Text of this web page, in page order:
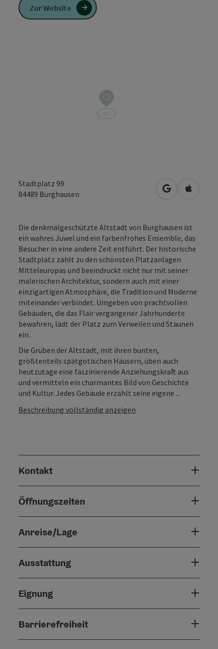
Stadtplatz 99
84489 Burghausen in Google
in
Die denkmalgeschützte Altstadt von Burghausen ist
ein wahres Juwel und ein farbenfrohes Ensemble, das
Besucher in eine andere Zeit entführt. Der historische
Stadtplatz zählt zu den schönsten Platzanlagen
Mitteleuropas und beeindruckt nicht nur mit seiner
malerischen Architektur, sondern auch mit einer
einzigartigen Atmosphäre, die Tradition und Moderne
miteinander verbindet. Umgeben von prachtvollen
Gebäuden, die das Flair vergangener Jahrhunderte
bewahren, lädt der Platz zum Verweilen und Staunen
ein.
Die Grüben der Altstadt, mit ihren bunten,
größtenteils spätgotischen Häusern, üben auch
heutzutage eine faszinierende Anziehungskraft aus
und vermitteln ein charmantes Bild von Geschichte
und Kultur. Jedes Gebäude erzählt seine eigene ...
Beschreibung vollständig anzeigen
Kontakt
Öffnungszeiten
Anreise/Lage
Ausstattung
Eignung
Barrierefreiheit
Zur Website